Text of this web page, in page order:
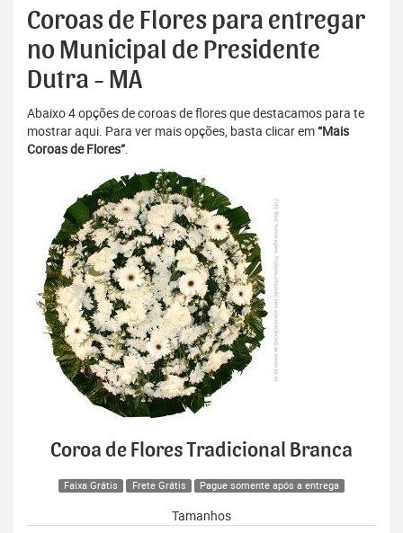
Coroas de Flores para entregar
no Municipal de Presidente
Dutra - MA
Abaixo 4 opções de coroas de flores que destacamos para te
mostrar aqui. Para ver mais opções, basta clicar em“Mais
Coroas de Flores”.
Coroa de Flores Tradicional Branca
Faixa Grátis Frete Grátis Pague somente após a entrega
Tamanhos